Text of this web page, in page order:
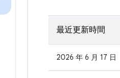
最近更新時間
2026 年 6 月 17 日